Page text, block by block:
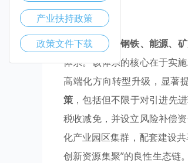
为巩固与提升钢铁、能源、
体系。该体系的核心在于实
高端化方向转型升级，显著
策 ，包括但不限于对引进先
税收减免，并设立风险补偿
化产业园区集群，配套建设
创新资源集聚”的良性生态链
产业扶持政策
政策文件下载